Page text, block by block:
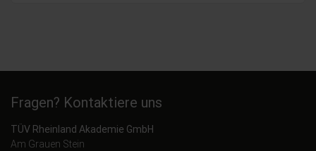
Fragen? Kontaktiere uns
TÜV Rheinland Akademie GmbH
Am Grauen Stein